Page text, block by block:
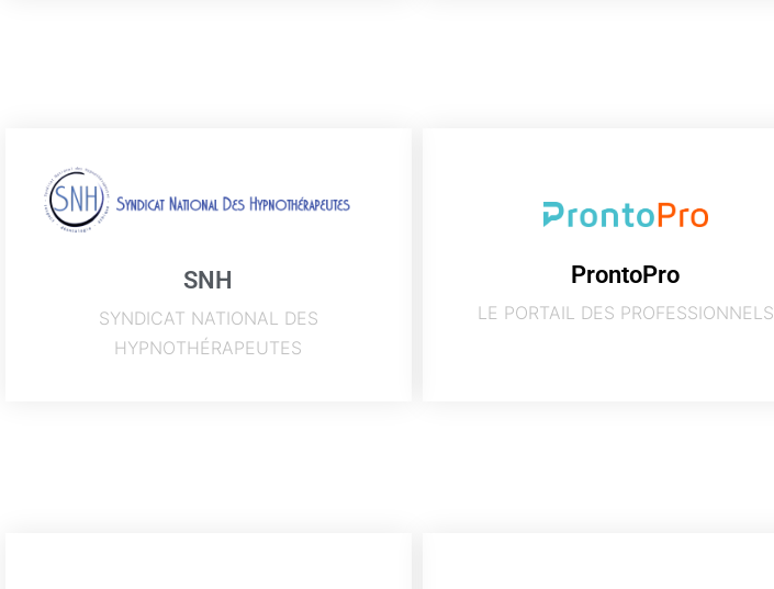
SNH
SYNDICAT NATIONAL DES
HYPNOTHÉRAPEUTES
ProntoPro
LE PORTAIL DES PROFESSIONNELS